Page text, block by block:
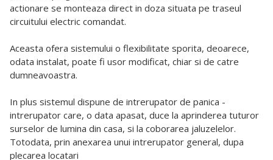
actionare se monteaza direct in doza situata pe traseul
circuitului electric comandat.
Aceasta ofera sistemului o flexibilitate sporita, deoarece,
odata instalat, poate fi usor modificat, chiar si de catre
dumneavoastra.
In plus sistemul dispune de intrerupator de panica -
intrerupator care, o data apasat, duce la aprinderea tuturor
surselor de lumina din casa, si la coborarea jaluzelelor.
Totodata, prin anexarea unui intrerupator general, dupa
plecarea locatari